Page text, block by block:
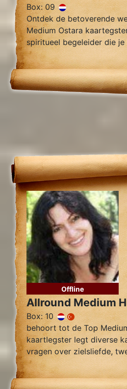
Box: 09
Ontdek de betoverende
Medium Ostara
spiritueel begeleider die
vinden van innerlijke rust,
begeleiding.
Offline
Allround Medium
Box: 10
behoort tot de Top
kaartlegster legt diverse
vragen over zielsliefde,
relatie problemen en al
Levensvragen.